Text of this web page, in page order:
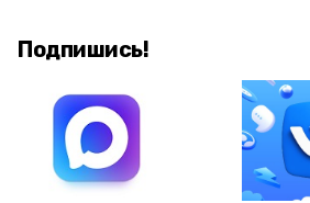
Подпишись!